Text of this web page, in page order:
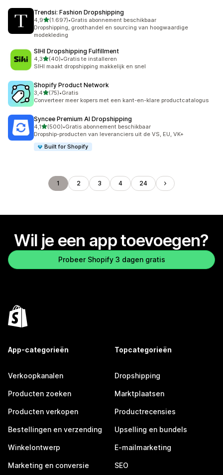
Trendsi: Fashion Dropshipping
4,9van 5 sterren
(1.697)
1697 recensies in totaal
•Gratis abonnement beschikbaar
Dropshipping, groothandel en sourcing van hoogwaardige
modekleding
SIHI Dropshipping Fulfillment
4,3van 5 sterren
(40)
40 recensies in totaal
•Gratis te installeren
SIHI maakt dropshipping makkelijk en snel
Shopify Product Network
3,4van 5 sterren
(75)
75 recensies in totaal
•Gratis
Converteer meer kopers met een kant-en-klare productcatalogus
Syncee Premium AI Dropshipping
4,1van 5 sterren
(500)
500 recensies in totaal
•Gratis abonnement beschikbaar
Dropship-producten van leveranciers uit de VS, EU, VK+
Built for Shopify
1 2 3 4 24
Wil je een app toevoegen?
Probeer Shopify 3 dagen gratis
App-categorieën
Verkoopkanalen
Producten zoeken
Producten verkopen
Bestellingen en verzending
Winkelontwerp
Marketing en conversie
Topcategorieën
Dropshipping
Marktplaatsen
Productrecensies
Upselling en bundels
E-mailmarketing
SEO